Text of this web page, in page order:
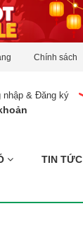
Chính sách
nhập & Đăng ký
TIN TỨC